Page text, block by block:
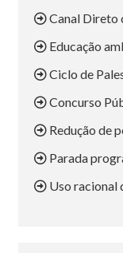
Canal Direto
Educação
Ciclo de
Concurso
Redução de
Parada
Uso racional